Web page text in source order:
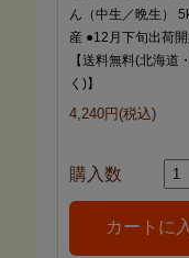
ん（中生／晩生）
産 ●12月下旬出荷
【送料無料(北海道
く)】
4,240円(税込)
購入数